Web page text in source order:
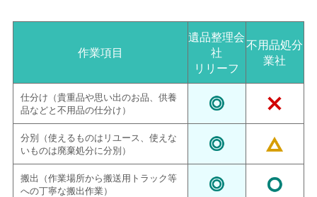
作業項目
遺品整理会
社
リリーフ
不用品処分
業社
仕分け（貴重品や思い出のお品、供養
品などと不用品の仕分け）
分別（使えるものはリユース、使えな
いものは廃棄処分に分別）
搬出（作業場所から搬送用トラック等
への丁寧な搬出作業）